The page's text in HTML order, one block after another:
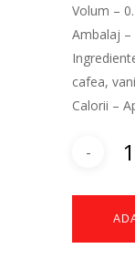
Volum –
Ambalaj –
cafea,
Calorii –